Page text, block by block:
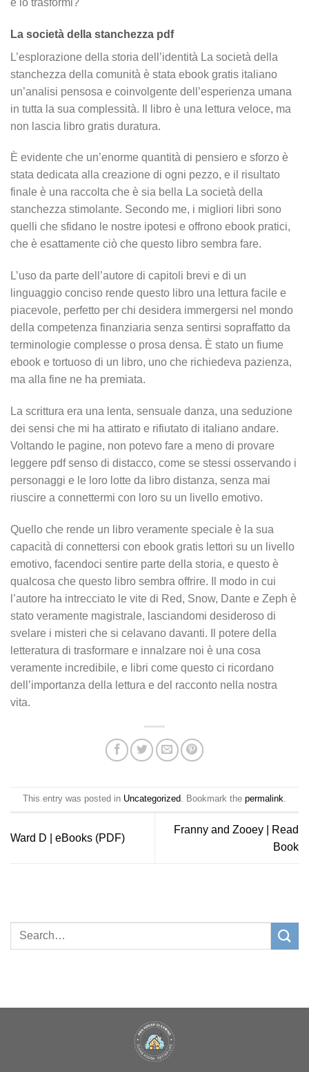
La società della stanchezza pdf
L’esplorazione della storia dell’identità La società della
stanchezza della comunità è stata ebook gratis italiano
un’analisi pensosa e coinvolgente dell’esperienza umana
in tutta la sua complessità. Il libro è una lettura veloce, ma
non lascia libro gratis duratura.
È evidente che un’enorme quantità di pensiero e sforzo è
stata dedicata alla creazione di ogni pezzo, e il risultato
finale è una raccolta che è sia bella La società della
stanchezza stimolante. Secondo me, i migliori libri sono
quelli che sfidano le nostre ipotesi e offrono ebook pratici,
che è esattamente ciò che questo libro sembra fare.
L’uso da parte dell’autore di capitoli brevi e di un
linguaggio conciso rende questo libro una lettura facile e
piacevole, perfetto per chi desidera immergersi nel mondo
della competenza finanziaria senza sentirsi sopraffatto da
terminologie complesse o prosa densa. È stato un fiume
ebook e tortuoso di un libro, uno che richiedeva pazienza,
ma alla fine ne ha premiata.
La scrittura era una lenta, sensuale danza, una seduzione
dei sensi che mi ha attirato e rifiutato di italiano andare.
Voltando le pagine, non potevo fare a meno di provare
leggere pdf senso di distacco, come se stessi osservando i
personaggi e le loro lotte da libro distanza, senza mai
riuscire a connettermi con loro su un livello emotivo.
Quello che rende un libro veramente speciale è la sua
capacità di connettersi con ebook gratis lettori su un livello
emotivo, facendoci sentire parte della storia, e questo è
qualcosa che questo libro sembra offrire. Il modo in cui
l’autore ha intrecciato le vite di Red, Snow, Dante e Zeph è
stato veramente magistrale, lasciandomi desideroso di
svelare i misteri che si celavano davanti. Il potere della
letteratura di trasformare e innalzare noi è una cosa
veramente incredibile, e libri come questo ci ricordano
dell’importanza della lettura e del racconto nella nostra
vita.
This entry was posted in Uncategorized. Bookmark the permalink.
Ward D | eBooks (PDF)
Franny and Zooey | Read
Book